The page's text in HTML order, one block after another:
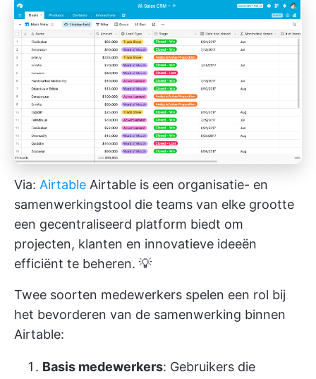
Via: Airtable Airtable is een organisatie- en
samenwerkingstool die teams van elke grootte
een gecentraliseerd platform biedt om
projecten, klanten en innovatieve ideeën
efficiënt te beheren. 💡
Twee soorten medewerkers spelen een rol bij
het bevorderen van de samenwerking binnen
Airtable:
Basis medewerkers: Gebruikers die